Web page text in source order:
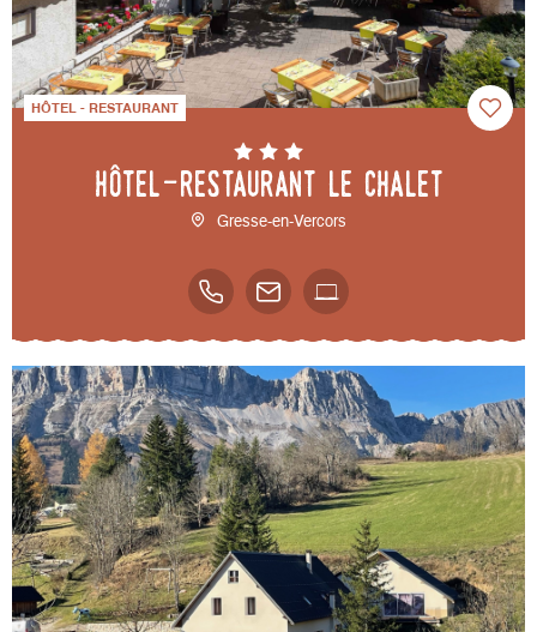
HÔTEL - RESTAURANT
Hôtel-restaurant Le Chalet
Gresse-en-Vercors